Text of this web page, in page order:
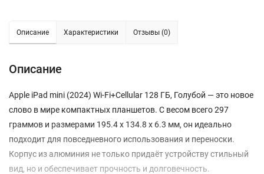
Описание Характеристики Отзывы (0)
Описание
Apple iPad mini (2024) Wi-Fi+Cellular 128 ГБ, Голубой — это новое
слово в мире компактных планшетов. С весом всего 297
граммов и размерами 195.4 x 134.8 x 6.3 мм, он идеально
подходит для повседневного использования и переноски.
Корпус из алюминия не только придаёт устройству стильный
вид, но и обеспечивает прочность и долговечность.